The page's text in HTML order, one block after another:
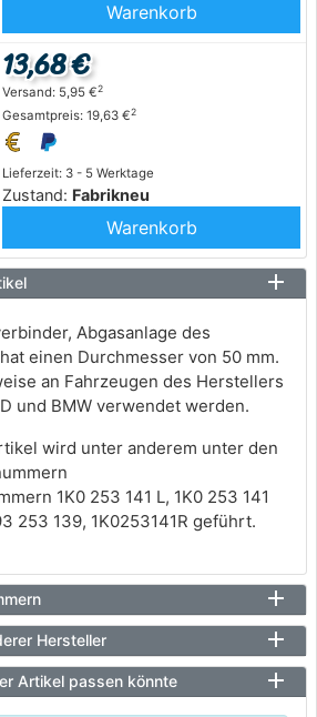
Warenkorb
Lieferzeit: 3 - 5 Werktage
Zustand: Fabrikneu
13,68 €
Versand: 5,95 €2
Gesamtpreis: 19,63 €2
Warenkorb
Abgasanlage des
einen Durchmesser von 50 mm.
an Fahrzeugen des Herstellers
und BMW verwendet werden.
wird unter anderem unter den
1K0 253 141 L, 1K0 253 141
253 139, 1K0253141R geführt.
Hersteller
Artikel passen könnte